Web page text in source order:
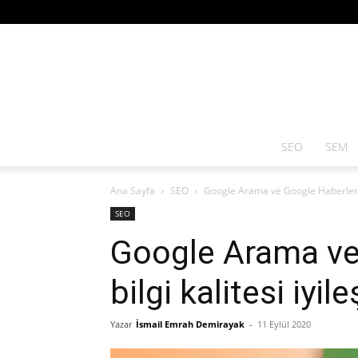
SEO SEM
Ana Sayfa SEO Google Arama ve Google
SEO
Google Arama
bilgi kalitesi
Yazar İsmail Emrah Demirayak - 11 Eylül 2020